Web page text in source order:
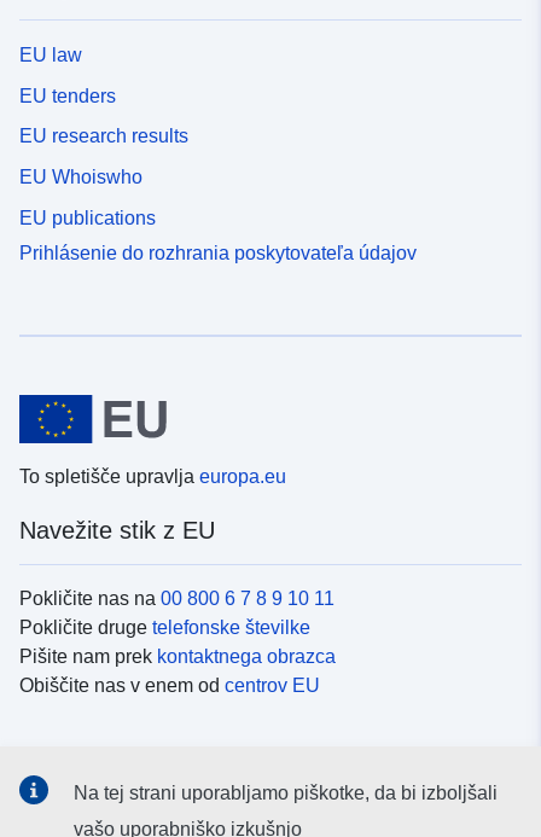
EU law
EU tenders
EU research results
EU Whoiswho
EU publications
Prihlásenie do rozhrania poskytovateľa údajov
To spletišče upravlja europa.eu
Navežite stik z EU
Pokličite nas na 00 800 6 7 8 9 10 11
Pokličite druge telefonske številke
Pišite nam prek kontaktnega obrazca
Obiščite nas v enem od centrov EU
Iskanje podružbenih medijih EU
Na tej strani uporabljamo piškotke, da bi izboljšali
vašo uporabniško izkušnjo